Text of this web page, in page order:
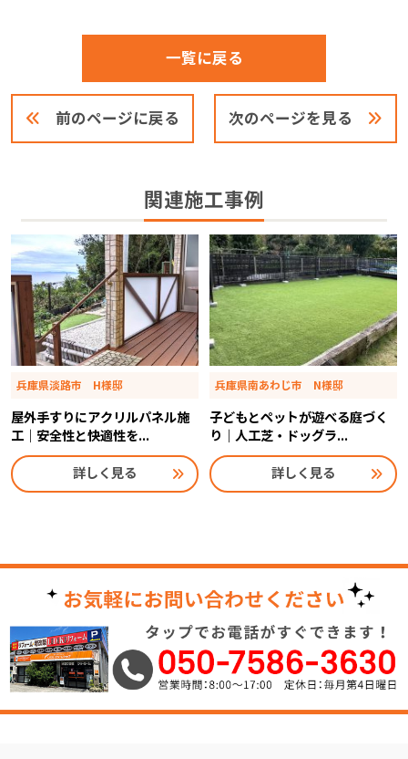
前のページに戻る
一覧に戻る
次のページを見る
関連施工事例
兵庫県淡路市 H様邸
屋外手すりにアクリルパネル施
工｜安全性と快適性を...
詳しく見る
兵庫県南あわじ市 N様邸
子どもとペットが遊べる庭づく
り｜人工芝・ドッグラ...
詳しく見る